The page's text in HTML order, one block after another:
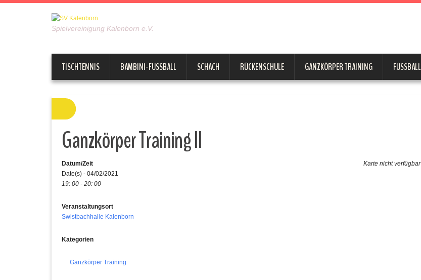
Spielvereinigung Kalenborn e.V.
TISCHTENNIS BAMBINI-FUSSBALL SCHACH RÜCKENSCHULE GANZKÖRPER TRAINING FUSSBALL
Ganzkörper Training II
Karte nicht verfügbar
Datum/Zeit
Date(s) - 04/02/2021
19: 00 - 20: 00
Veranstaltungsort
Swistbachhalle Kalenborn
Kategorien
Ganzkörper Training